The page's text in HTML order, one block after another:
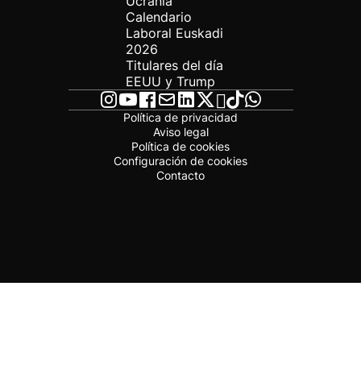
Calendario
Laboral Euskadi
2026
Titulares del día
EEUU y Trump
Política de privacidad
Aviso legal
Política de cookies
Configuración de cookies
Contacto